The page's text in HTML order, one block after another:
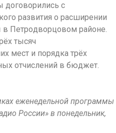
договорились с
развития о расширении
Петро­двор­цовом районе.
тысяч
мест и порядка трёх
отчислений в бюджет.
еженедельной программы
России» в понедельник,